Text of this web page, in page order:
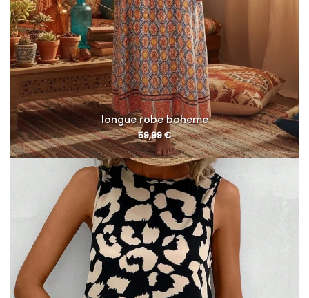
longue robe boheme
59,99€